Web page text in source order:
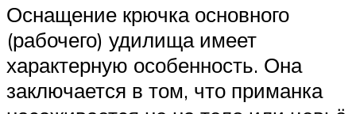
Оснащение крючка основного
(рабочего) удилища имеет
характерную особенность. Она
заключается в том, что приманка